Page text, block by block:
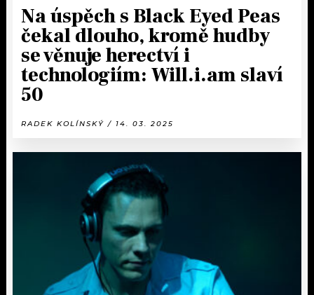
Na úspěch s Black Eyed Peas
čekal dlouho, kromě hudby
se věnuje herectví i
technologiím: Will.i.am slaví
50
RADEK KOLÍNSKÝ / 14. 03. 2025